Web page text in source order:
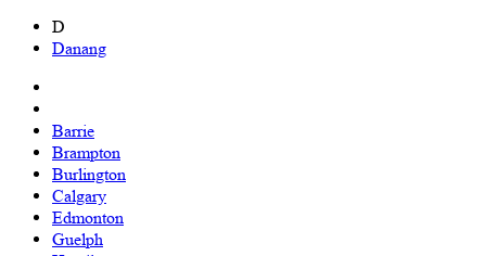
D
Danang
Barrie
Brampton
Burlington
Calgary
Edmonton
Guelph